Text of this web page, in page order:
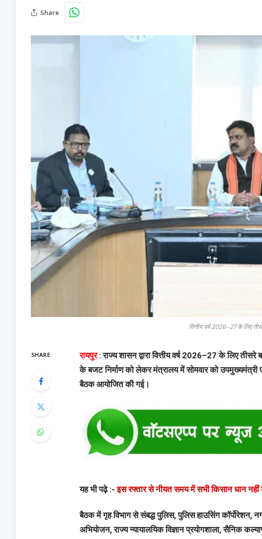
Share
वित्तीय वर्ष 2026–27 के लिए
SHARE रायपुर: राज्य शासन द्वारा वित्तीय वर्ष 2026–27 के लिए
के बजट निर्माण को लेकर मंत्रालय में सोमवार को उपमुख्यमंत्री
बैठक आयोजित की गई।
यह भी पढ़े :-इस रफ्तार से नीयत समय में सभी किसान धान
बैठक में गृह विभाग से संबद्ध पुलिस, पुलिस हाउसिंग
अभियोजन, राज्य न्यायालयिक विज्ञान प्रयोगशाला, सैनिक